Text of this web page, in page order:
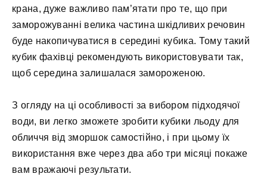
крана, дуже важливо пам’ятати про те, що при
заморожуванні велика частина шкідливих речовин
буде накопичуватися в середині кубика. Тому такий
кубик фахівці рекомендують використовувати так,
щоб середина залишалася замороженою.
З огляду на ці особливості за вибором підходячої
води, ви легко зможете зробити кубики льоду для
обличчя від зморшок самостійно, і при цьому їх
використання вже через два або три місяці покаже
вам вражаючі результати.